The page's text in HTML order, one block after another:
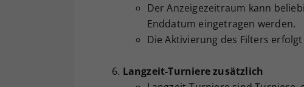
Der Anzeigezeitraum kann
Enddatum eingetragen werden.
Die Aktivierung des Filters
Langzeit-Turniere zusätzlich